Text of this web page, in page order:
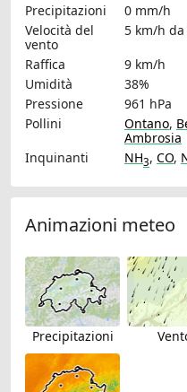
Precipitazioni
0 mm/h
Velocità del
vento
5 km/h da
Raffica
9 km/h
Umidità
38%
Pressione
961 hPa
Pollini
Ontano,
Ambrosia
Inquinanti
NH3, CO,
Animazioni meteo
Precipitazioni